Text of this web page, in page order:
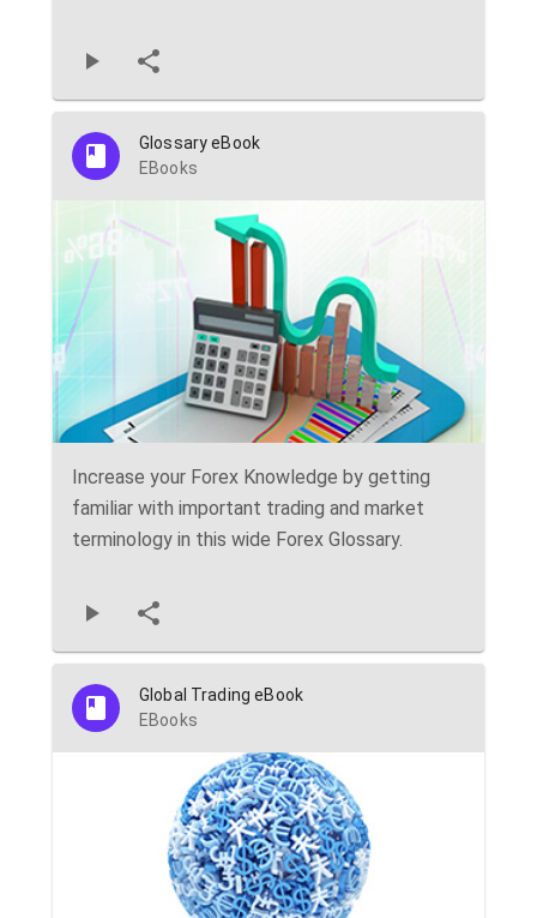
Glossary eBook
EBooks
Increase your Forex Knowledge by getting
familiar with important trading and market
terminology in this wide Forex Glossary.
Global Trading eBook
EBooks